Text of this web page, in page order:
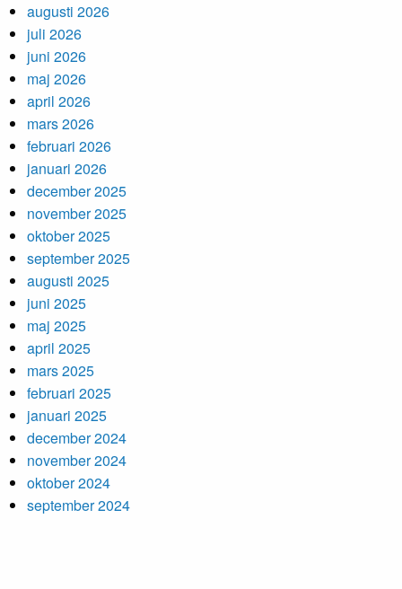
augusti 2026
juli 2026
juni 2026
maj 2026
april 2026
mars 2026
februari 2026
januari 2026
december 2025
november 2025
oktober 2025
september 2025
augusti 2025
juni 2025
maj 2025
april 2025
mars 2025
februari 2025
januari 2025
december 2024
november 2024
oktober 2024
september 2024